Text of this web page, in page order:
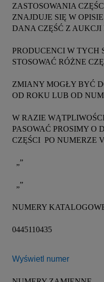
ZASTOSOWANIA
ZNAJDUJE SIĘ W
DANA CZĘŚĆ Z AUKCJI
PRODUCENCI W
STOSOWAĆ RÓŻNE
ZMIANY MOGŁY BYĆ
OD ROKU LUB OD
W RAZIE
PASOWAĆ PROSIMY O
CZĘŚCI  PO NUMERZE
„”
„”
NUMERY
0445110435
Wyświetl numer